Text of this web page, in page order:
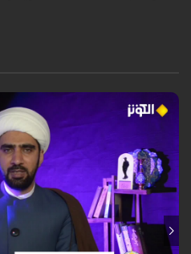
في حلقة استثنائية من برنامج "قادمون"
الدكتور عبد الهادي أوانج من ماليزيا
الأطفال المظلومين في ميناء
"صرخة وجدان الإنسانية" التي فضحت زيف
العسكرية والإعلامية الأميركية. وشدّد
أوقظت الأمة الإسلامية من سباتها،
مؤثر، داعين إلى الوحدة والنصرة
أن التكاتف الشعبي والعلمائي (المرجعية
الصهيوأميركي